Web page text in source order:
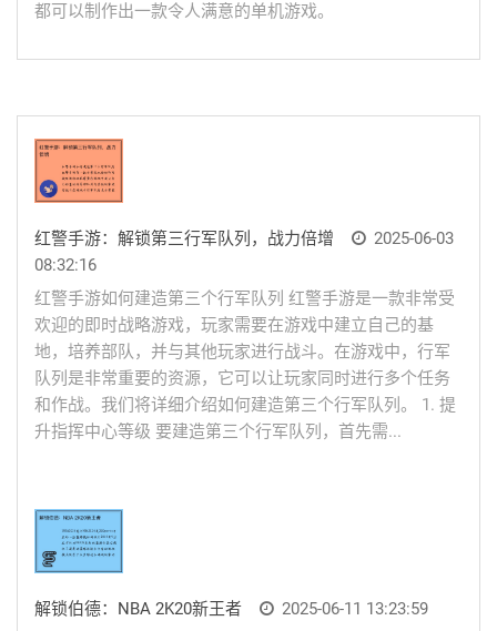
都可以制作出一款令人满意的单机游戏。
红警手游：解锁第三行军队列，战力倍增
2025-06-03
08:32:16
红警手游如何建造第三个行军队列 红警手游是一款非常受
欢迎的即时战略游戏，玩家需要在游戏中建立自己的基
地，培养部队，并与其他玩家进行战斗。在游戏中，行军
队列是非常重要的资源，它可以让玩家同时进行多个任务
和作战。我们将详细介绍如何建造第三个行军队列。 1. 提
升指挥中心等级 要建造第三个行军队列，首先需...
解锁伯德：NBA 2K20新王者
2025-06-11 13:23:59